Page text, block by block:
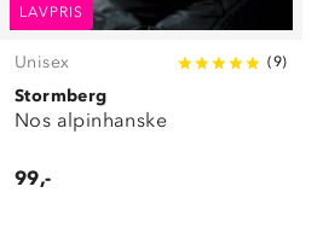
LAVPRIS
Unisex (9)
Stormberg
Nos alpinhanske
99,-